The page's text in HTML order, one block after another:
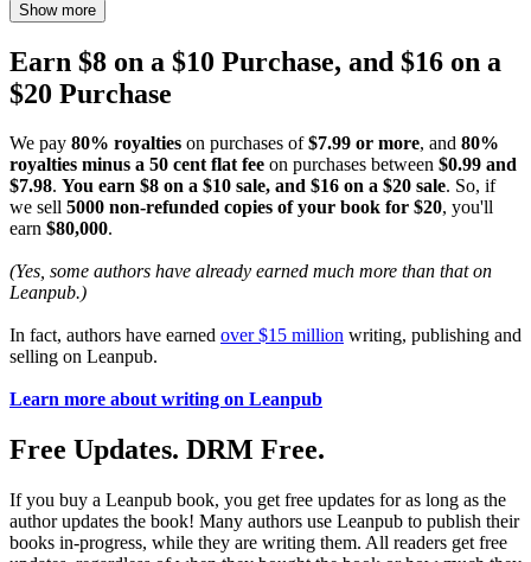
Show more
Earn $8 on a $10 Purchase, and $16 on a
$20 Purchase
We pay 80% royalties on purchases of$7.99 or more, and 80%
royalties minus a 50 cent flat fee on purchases between $0.99 and
$7.98. You earn $8 on a $10 sale, and $16 on a $20 sale. So, if
we sell 5000 non-refunded copies of your book for $20, you'll
earn $80,000.
(Yes, some authors have already earned much more than that on
Leanpub.)
In fact, authors have earned over $15 million writing, publishing and
selling on Leanpub.
Learn more about writing on Leanpub
Free Updates. DRM Free.
If you buy a Leanpub book, you get free updates for as long as the
author updates the book! Many authors use Leanpub to publish their
books in-progress, while they are writing them. All readers get free